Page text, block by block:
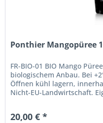
Ponthier Mangopüree
FR-BIO-01 BIO Mango
biologischem Anbau. Bei
Öffnen kühl lagern,
Nicht-EU-Landwirtschaft.
20,00 € *